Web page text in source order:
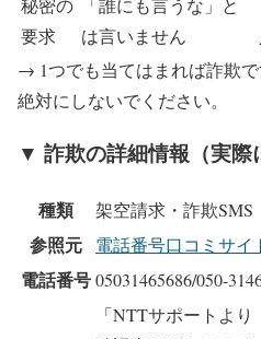
秘密の
要求
「誰にも言うな」と
は言いません
→ 1つでも当てはまれば詐欺
絶対にしないでください。
▼ 詐欺の詳細情報（実際
種類 架空請求・詐欺SMS
参照元 電話番号口コミサイ
電話番号05031465686/050-
「NTTサポートより